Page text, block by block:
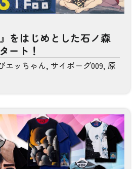
をはじめとした石ノ森
ート！
エッちゃん, サイボーグ009, 原